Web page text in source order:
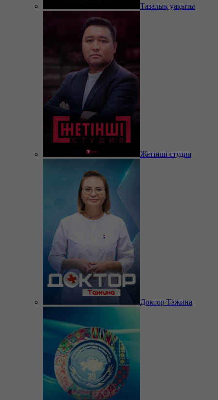
Тазалық уақыты
Жетінші студия
Доктор Тажина